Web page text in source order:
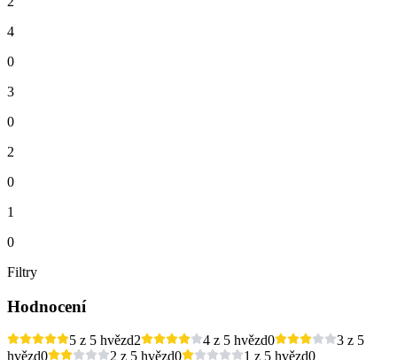
4
0
3
0
2
0
1
0
Filtry
Hodnocení
5 z 5 hvězd2 4 z 5 hvězd0
3 z 5
hvězd0 2 z 5 hvězd0 1 z 5 hvězd0